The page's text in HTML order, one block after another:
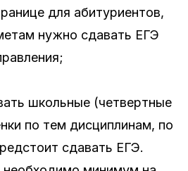
для абитуриентов,
нужно сдавать ЕГЭ
школьные (четвертные
по тем дисциплинам, по
сдавать ЕГЭ.